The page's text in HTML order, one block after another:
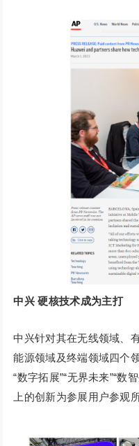
中兴 硬核技术成为主打
中兴针对其在无线领域、
能源领域及终端领域四个
“数字拓展”“无界未来”“数
上的创新为参展用户参观